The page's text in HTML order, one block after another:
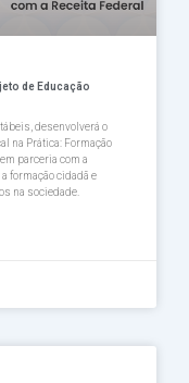
de Educação
desenvolverá o
na Prática: Formação
parceria com a
formação cidadã e
na sociedade.